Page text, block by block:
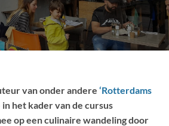
van onder andere ‘Rotterdams
in het kader van de cursus
op een culinaire wandeling door